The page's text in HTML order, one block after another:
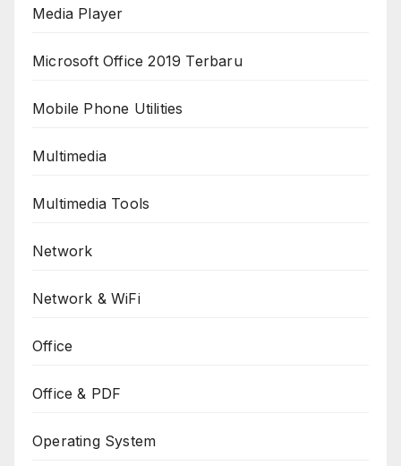
Media Player
Microsoft Office 2019 Terbaru
Mobile Phone Utilities
Multimedia
Multimedia Tools
Network
Network & WiFi
Office
Office & PDF
Operating System